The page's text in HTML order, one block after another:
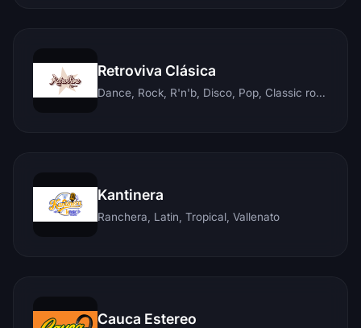
Retroviva Clásica
Dance, Rock, R'n'b, Disco, Pop, Classic rock, Techno, Reggae
Kantinera
Ranchera, Latin, Tropical, Vallenato
Cauca Estereo